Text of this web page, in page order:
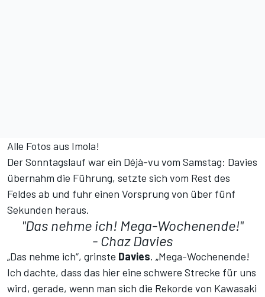
Alle Fotos aus Imola!
Der Sonntagslauf war ein Déjà-vu vom Samstag: Davies
übernahm die Führung, setzte sich vom Rest des
Feldes ab und fuhr einen Vorsprung von über fünf
Sekunden heraus.
"Das nehme ich! Mega-Wochenende!"
- Chaz Davies
„Das nehme ich“, grinste Davies. „Mega-Wochenende!
Ich dachte, dass das hier eine schwere Strecke für uns
wird, gerade, wenn man sich die Rekorde von Kawasaki